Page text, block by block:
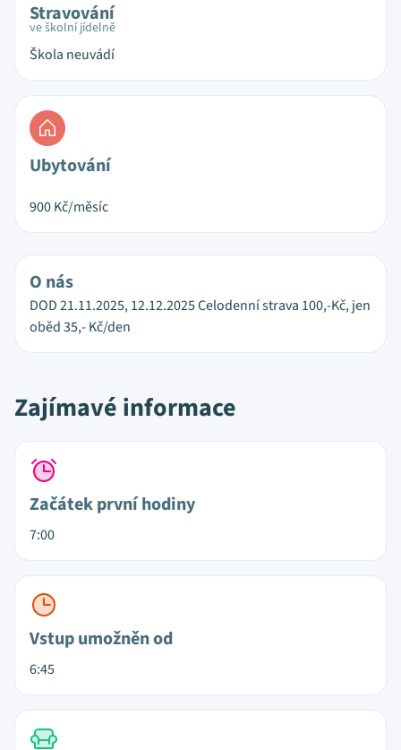
Stravování
ve školní jídelně
Škola neuvádí
Ubytování
900Kč/měsíc
O nás
DOD 21.11.2025, 12.12.2025 Celodenní strava 100,-Kč, jen
oběd 35,- Kč/den
Zajímavé informace
Začátek první hodiny
7:00
Vstup umožněn od
6:45